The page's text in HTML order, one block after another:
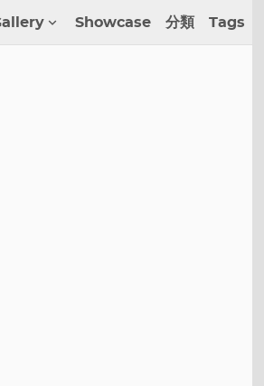
Showcase 分類 Tags